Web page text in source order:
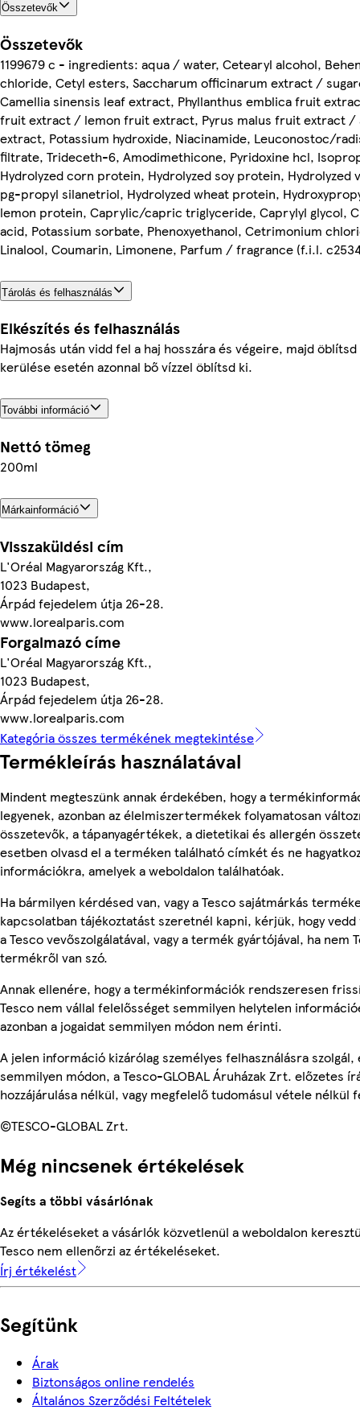
Összetevők
Összetevők
1199679 c - ingredients: aqua / water, Cetearyl alcohol,
chloride, Cetyl esters, Saccharum officinarum extract /
Camellia sinensis leaf extract, Phyllanthus emblica fruit
fruit extract / lemon fruit extract, Pyrus malus fruit extract
extract, Potassium hydroxide, Niacinamide, Leuconostoc/
filtrate, Trideceth-6, Amodimethicone, Pyridoxine hcl,
Hydrolyzed corn protein, Hydrolyzed soy protein, Hydrolyzed
pg-propyl silanetriol, Hydrolyzed wheat protein,
lemon protein, Caprylic/capric triglyceride, Caprylyl glycol,
acid, Potassium sorbate, Phenoxyethanol, Cetrimonium
Linalool, Coumarin, Limonene, Parfum / fragrance (f.i.l.
Tárolás és felhasználás
Elkészítés és felhasználás
Hajmosás után vidd fel a haj hosszára és végeire, majd öblítsd
kerülése esetén azonnal bő vízzel öblítsd ki.
További információ
Nettó tömeg
200ml
Márkainformáció
Visszaküldési cím
L'Oréal Magyarország Kft.,
1023 Budapest,
Árpád fejedelem útja 26-28.
www.lorealparis.com
Forgalmazó címe
L'Oréal Magyarország Kft.,
1023 Budapest,
Árpád fejedelem útja 26-28.
www.lorealparis.com
Kategória összes termékének megtekintése
Termékleírás használatával
Mindent megteszünk annak érdekében, hogy a
legyenek, azonban az élelmiszertermékek folyamatosan
összetevők, a tápanyagértékek, a dietetikai és allergén
esetben olvasd el a terméken található címkét és ne
információkra, amelyek a weboldalon találhatóak.
Ha bármilyen kérdésed van, vagy a Tesco sajátmárkás
kapcsolatban tájékoztatást szeretnél kapni, kérjük, hogy
a Tesco vevőszolgálatával, vagy a termék gyártójával, ha nem
termékről van szó.
Annak ellenére, hogy a termékinformációk rendszeresen
Tesco nem vállal felelősséget semmilyen helytelen
azonban a jogaidat semmilyen módon nem érinti.
A jelen információ kizárólag személyes felhasználásra
semmilyen módon, a Tesco-GLOBAL Áruházak Zrt. előzetes
hozzájárulása nélkül, vagy megfelelő tudomásul vétele nélkül
©TESCO-GLOBAL Zrt.
Még nincsenek értékelések
Segíts a többi vásárlónak
Az értékeléseket a vásárlók közvetlenül a weboldalon
Tesco nem ellenőrzi az értékeléseket.
Írj értékelést
Segítünk
Árak
Biztonságos online rendelés
Általános Szerződési Feltételek